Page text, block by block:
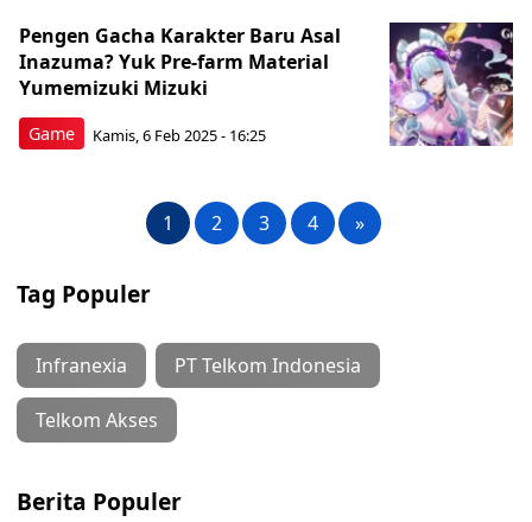
Game
Pengen Gacha Karakter Baru Asal
Inazuma? Yuk Pre-farm Material
Yumemizuki Mizuki
Kamis, 6 Feb 2025 - 16:25
1 2 3 4 »
Tag Populer
Infranexia PT Telkom Indonesia
Telkom Akses
Berita Populer